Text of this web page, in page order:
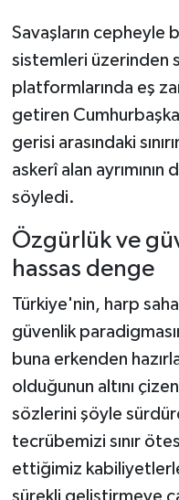
Savaşların cepheyle
sistemleri üzerinden
platformlarında eş
getiren
gerisi arasındaki
askerî alan ayrımının
söyledi.
Özgürlük ve
hassas denge
Türkiye'nin, harp
güvenlik
buna erkenden
olduğunun altını
sözlerini şöyle
tecrübemizi sınır
ettiğimiz